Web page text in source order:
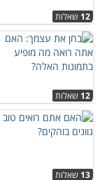
12 שאלות
12 שאלות
13 שאלות